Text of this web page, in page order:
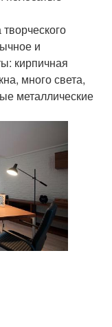
и
кирпичная
много света,
металлические